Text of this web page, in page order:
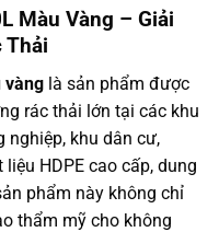
Màu Vàng – Giải
Thải
vàng là sản phẩm được
rác thải lớn tại các khu
nghiệp, khu dân cư,
HDPE cao cấp, dung
phẩm này không chỉ
thẩm mỹ cho không